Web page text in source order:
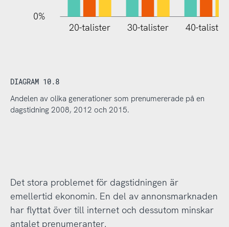
0%
20-talister
30-talister 40-talister
DIAGRAM 10.8
Andelen av olika generationer som prenumererade på en
dagstidning 2008, 2012 och 2015.
Det stora problemet för dagstidningen är
emellertid ekonomin. En del av annonsmarknaden
har flyttat över till internet och dessutom minskar
antalet prenumeranter.